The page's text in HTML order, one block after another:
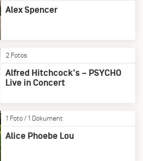
Alex Spencer
2 Fotos
Alfred Hitchcock's – PSYCHO
Live in Concert
1 Foto / 1 Dokument
Alice Phoebe Lou